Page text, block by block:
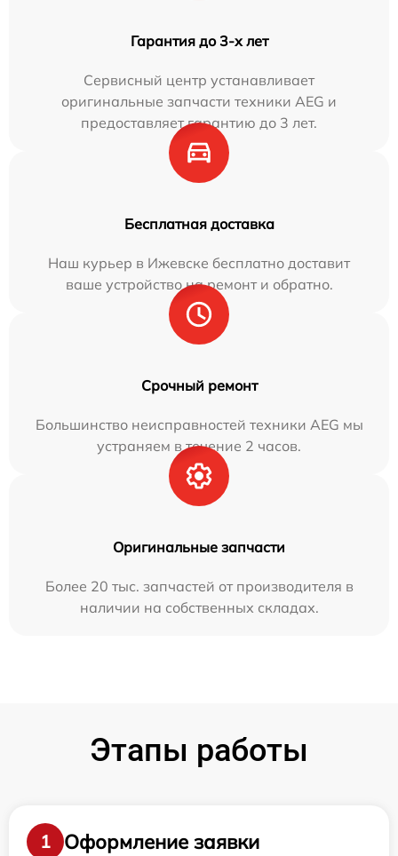
Гарантия до 3-х лет
Сервисный центр устанавливает
оригинальные запчасти техники AEG и
предоставляет гарантию до 3 лет.
Бесплатная доставка
Наш курьер в Ижевске бесплатно доставит
ваше устройство на ремонт и обратно.
Срочный ремонт
Большинство неисправностей техники AEG мы
устраняем в течение 2 часов.
Оригинальные запчасти
Более 20 тыс. запчастей от производителя в
наличии на собственных складах.
Этапы работы
1
Оформление заявки